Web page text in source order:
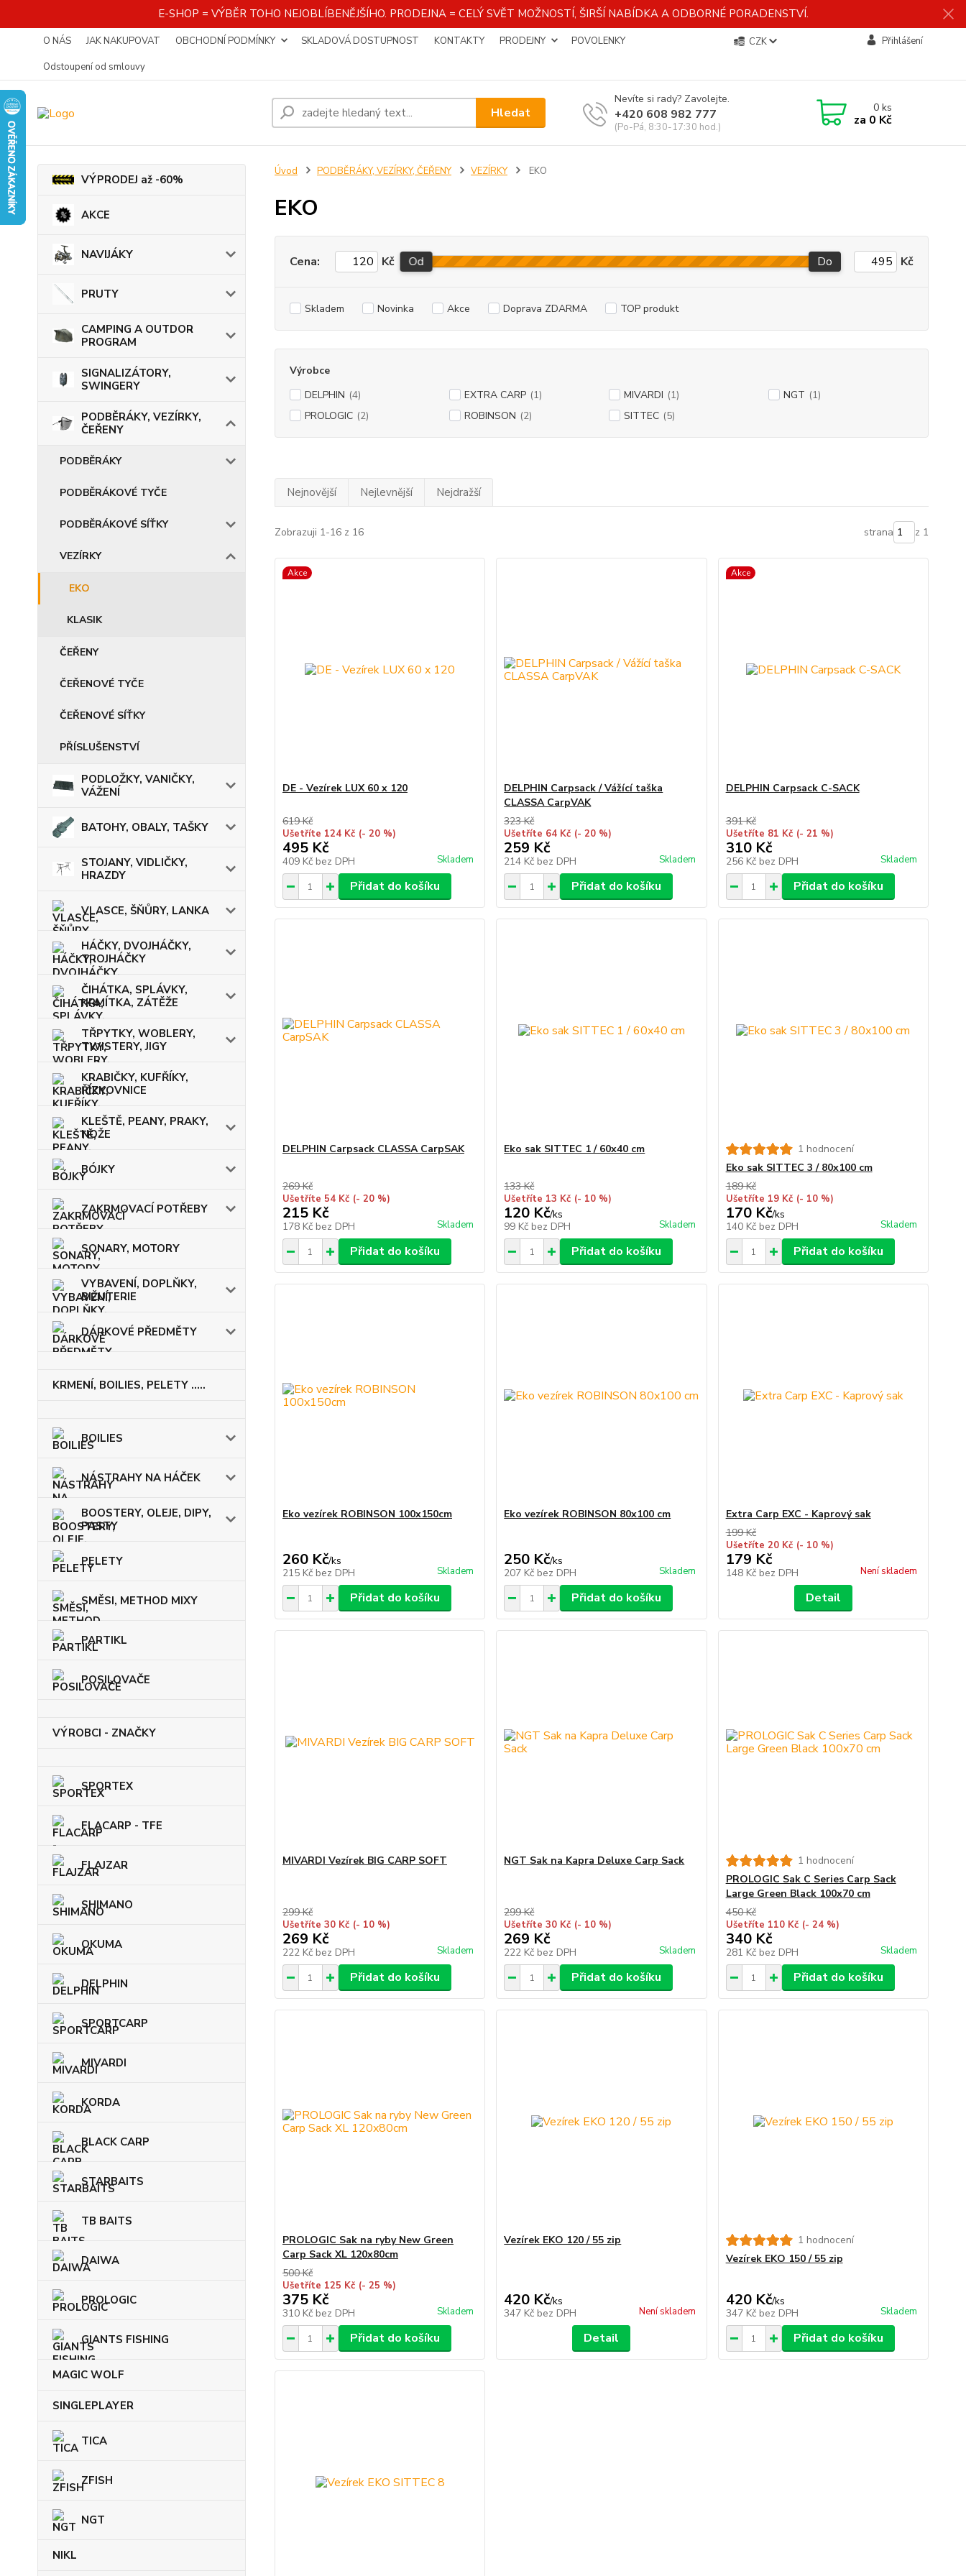
E-SHOP = VÝBĚR TOHO NEJOBLÍBENĚJŠÍHO. PRODEJNA = CELÝ SVĚT MOŽNOSTÍ, ŠIRŠÍ NABÍDKA A ODBORNÉ PORADENSTVÍ.
O NÁS JAK NAKUPOVAT OBCHODNÍ PODMÍNKY SKLADOVÁ DOSTUPNOST KONTAKTY PRODEJNY
POVOLENKY
Odstoupení od smlouvy
CZK Přihlášení
Hledat
Nevíte si rady? Zavolejte.
+420 608 982 777
(Po-Pá, 8:30-17:30 hod.)
0ks
za 0 Kč
VÝPRODEJ až -60%
AKCE
NAVIJÁKY
PRUTY
CAMPING A OUTDOR
PROGRAM
SIGNALIZÁTORY,
SWINGERY
PODBĚRÁKY, VEZÍRKY,
ČEŘENY
PODBĚRÁKY
PODBĚRÁKOVÉ TYČE
PODBĚRÁKOVÉ SÍŤKY
VEZÍRKY
EKO
KLASIK
ČEŘENY
ČEŘENOVÉ TYČE
ČEŘENOVÉ SÍŤKY
PŘÍSLUŠENSTVÍ
PODLOŽKY, VANIČKY,
VÁŽENÍ
BATOHY, OBALY, TAŠKY
STOJANY, VIDLIČKY,
HRAZDY
VLASCE, ŠŇŮRY, LANKA
HÁČKY, DVOJHÁČKY,
TROJHÁČKY
ČIHÁTKA, SPLÁVKY,
KRMÍTKA, ZÁTĚŽE
TŘPYTKY, WOBLERY,
TWISTERY, JIGY
KRABIČKY, KUFŘÍKY,
ŘÍZKOVNICE
KLEŠTĚ, PEANY, PRAKY,
NOŽE
BÓJKY
ZAKRMOVACÍ POTŘEBY
SONARY, MOTORY
VYBAVENÍ, DOPLŇKY,
BIŽUTERIE
DÁRKOVÉ PŘEDMĚTY
KRMENÍ, BOILIES, PELETY .....
BOILIES
NÁSTRAHY NA HÁČEK
BOOSTERY, OLEJE, DIPY,
PASTY
PELETY
SMĚSI, METHOD MIXY
PARTIKL
POSILOVAČE
VÝROBCI - ZNAČKY
SPORTEX
FLACARP - TFE
FLAJZAR
SHIMANO
OKUMA
DELPHIN
SPORTCARP
MIVARDI
KORDA
BLACK CARP
STARBAITS
TB BAITS
DAIWA
PROLOGIC
GIANTS FISHING
MAGIC WOLF
SINGLEPLAYER
TICA
ZFISH
NGT
NIKL
Úvod PODBĚRÁKY, VEZÍRKY, ČEŘENY VEZÍRKY EKO
EKO
Cena: Kč Od Do Kč
Skladem Novinka Akce Doprava ZDARMA TOP produkt
Výrobce
DELPHIN (4) EXTRA CARP (1) MIVARDI (1) NGT (1)
PROLOGIC (2) ROBINSON (2) SITTEC (5)
Nejnovější Nejlevnější Nejdražší
Zobrazuji 1-16 z 16 strana z 1
Akce
DE - Vezírek LUX 60 x 120
619 Kč
Ušetříte 124 Kč (- 20 %)
495 Kč
409 Kč bez DPH Skladem
Přidat do košíku
DELPHIN Carpsack / Vážící taška
CLASSA CarpVAK
323 Kč
Ušetříte 64 Kč (- 20 %)
259 Kč
214 Kč bez DPH Skladem
Přidat do košíku
Akce
DELPHIN Carpsack C-SACK
391 Kč
Ušetříte 81 Kč (- 21 %)
310 Kč
256 Kč bez DPH Skladem
Přidat do košíku
DELPHIN Carpsack CLASSA CarpSAK
269 Kč
Ušetříte 54 Kč (- 20 %)
215 Kč
178 Kč bez DPH Skladem
Přidat do košíku
Eko sak SITTEC 1 / 60x40 cm
133 Kč
Ušetříte 13 Kč (- 10 %)
120 Kč/ks
99 Kč bez DPH Skladem
Přidat do košíku
1 hodnocení
Eko sak SITTEC 3 / 80x100 cm
189 Kč
Ušetříte 19 Kč (- 10 %)
170 Kč/ks
140 Kč bez DPH Skladem
Přidat do košíku
Eko vezírek ROBINSON 100x150cm
260 Kč/ks
215 Kč bez DPH Skladem
Přidat do košíku
Eko vezírek ROBINSON 80x100 cm
250 Kč/ks
207 Kč bez DPH Skladem
Přidat do košíku
Extra Carp EXC - Kaprový sak
199 Kč
Ušetříte 20 Kč (- 10 %)
179 Kč
148 Kč bez DPH Není skladem
Detail
MIVARDI Vezírek BIG CARP SOFT
299 Kč
Ušetříte 30 Kč (- 10 %)
269 Kč
222 Kč bez DPH Skladem
Přidat do košíku
NGT Sak na Kapra Deluxe Carp Sack
299 Kč
Ušetříte 30 Kč (- 10 %)
269 Kč
222 Kč bez DPH Skladem
Přidat do košíku
1 hodnocení
PROLOGIC Sak C Series Carp Sack
Large Green Black 100x70 cm
450 Kč
Ušetříte 110 Kč (- 24 %)
340 Kč
281 Kč bez DPH Skladem
Přidat do košíku
PROLOGIC Sak na ryby New Green
Carp Sack XL 120x80cm
500 Kč
Ušetříte 125 Kč (- 25 %)
375 Kč
310 Kč bez DPH Skladem
Přidat do košíku
Vezírek EKO 120 / 55 zip
420 Kč/ks
347 Kč bez DPH Není skladem
Detail
1 hodnocení
Vezírek EKO 150 / 55 zip
420 Kč/ks
347 Kč bez DPH Skladem
Přidat do košíku